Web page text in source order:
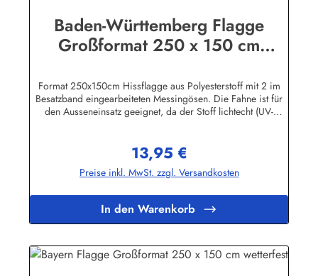
Baden-Württemberg Flagge
Großformat 250 x 150 cm
Format 250x150cm Hissflagge aus Polyesterstoff mit 2 im
Besatzband eingearbeiteten Messingösen. Die Fahne ist für
den Ausseneinsatz geeignet, da der Stoff lichtecht (UV-
Wir führen eine große Auswahl an Länder- und
Sonderflaggen, XXL-Flaggen, Bootsflaggen und
Tischflaggen.Herstellerinformationen:Fahnen-Shop - Axel
Regulärer Preis:
13,95 €
Preise inkl. MwSt. zzgl. Versandkosten
In den Warenkorb